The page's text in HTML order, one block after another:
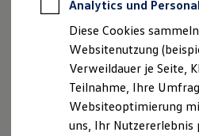
Versicherungen und
Kfz-Versicherung
Garantien
Wartungsverträge
Geschäftskunden
Professional Class
Großkunden
Behörden
Analytics und
Diese Cookies
Websitenutzung
Verweildauer je Seite,
Teilnahme, Ihre
Websiteoptimierung
uns, Ihr Nutzererlebnis